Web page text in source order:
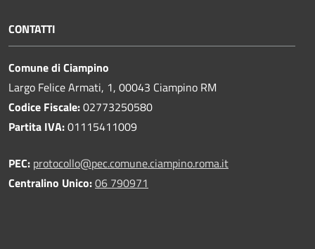
CONTATTI
Comune di Ciampino
Largo Felice Armati, 1, 00043 Ciampino RM
Codice Fiscale:02773250580
Partita IVA:01115411009
PEC: protocollo@pec.comune.ciampino.roma.it
Centralino Unico:06 790971